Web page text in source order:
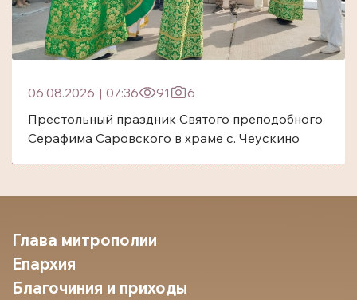
06.08.2026 | 07:36 91
6
Престольный праздник Святого преподобного
Серафима Саровского в храме с. Чеускино
Глава митрополии
Епархия
Благочиния и приходы